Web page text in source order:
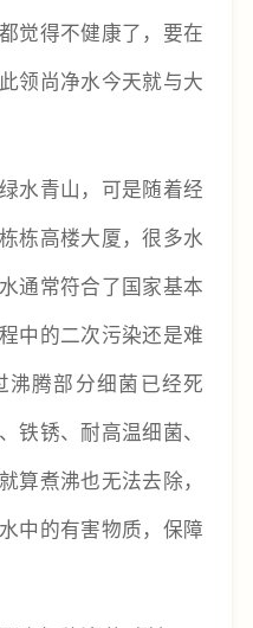
觉得不健康了，要在
领尚净水今天就与大
水青山，可是随着经
栋高楼大厦，很多水
通常符合了国家基本
中的二次污染还是难
沸腾部分细菌已经死
铁锈、耐高温细菌、
算煮沸也无法去除，
中的有害物质，保障